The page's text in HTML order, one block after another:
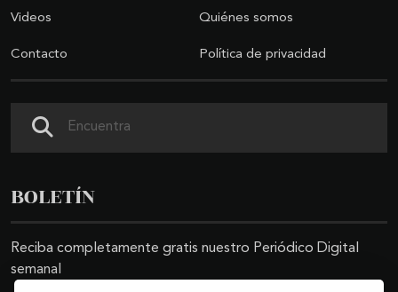
Videos Quiénes somos
Contacto Política de privacidad
BOLETÍN
Reciba completamente gratis nuestro Periódico Digital
semanal